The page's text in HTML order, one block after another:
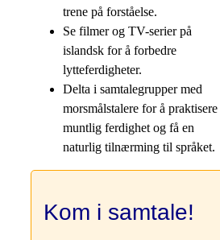
trene på forståelse.
Se filmer og TV-serier på
islandsk for å forbedre
lytteferdigheter.
Delta i samtalegrupper med
morsmålstalere for å praktisere
muntlig ferdighet og få en
naturlig tilnærming til språket.
Kom i samtale!